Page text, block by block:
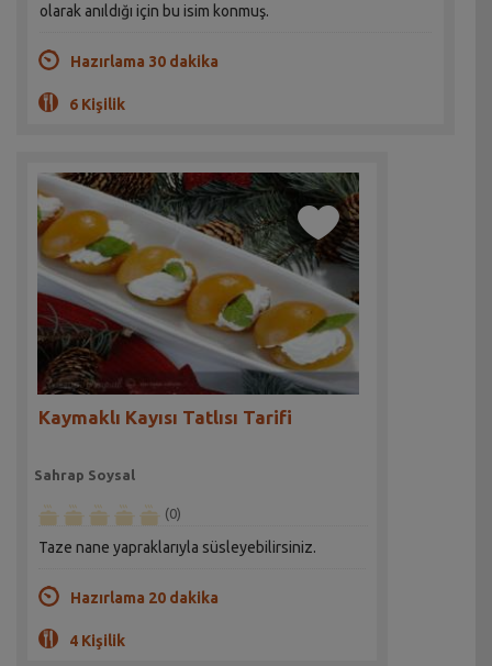
olarak anıldığı için bu isim konmuş.
Hazırlama 30 dakika
6 Kişilik
Kaymaklı Kayısı Tatlısı Tarifi
Sahrap Soysal
(0)
Taze nane yapraklarıyla süsleyebilirsiniz.
Hazırlama 20 dakika
4 Kişilik